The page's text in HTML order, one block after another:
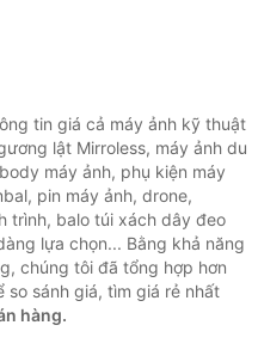
tin giá cả máy ảnh kỹ thuật
lật Mirroless, máy ảnh du
máy ảnh, phụ kiện máy
pin máy ảnh, drone,
trình, balo túi xách dây đeo
lựa chọn... Bằng khả năng
chúng tôi đã tổng hợp hơn
sánh giá, tìm giá rẻ nhất
hàng.